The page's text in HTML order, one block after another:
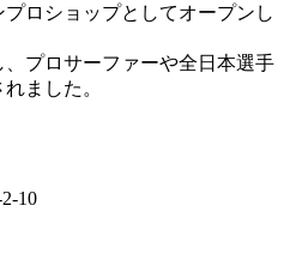
ロショップとしてオープンし
プロサーファーや全日本選手
ました。
10